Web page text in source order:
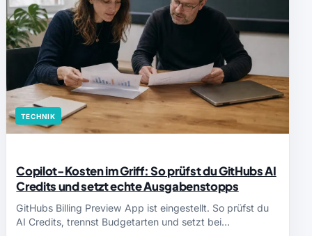
TECHNIK
Copilot-Kosten im Griff: So prüfst du GitHubs AI
Credits und setzt echte Ausgabenstopps
GitHubs Billing Preview App ist eingestellt. So prüfst du
AI Credits, trennst Budgetarten und setzt bei…